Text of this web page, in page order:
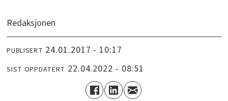
Redaksjonen
PUBLISERT 24.01.2017 - 10:17
SIST OPPDATERT 22.04.2022 - 08:51